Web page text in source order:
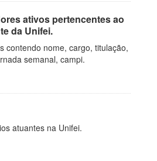
ativos pertencentes ao
da Unifei.
contendo nome, cargo, titulação,
semanal, campi.
atuantes na Unifei.